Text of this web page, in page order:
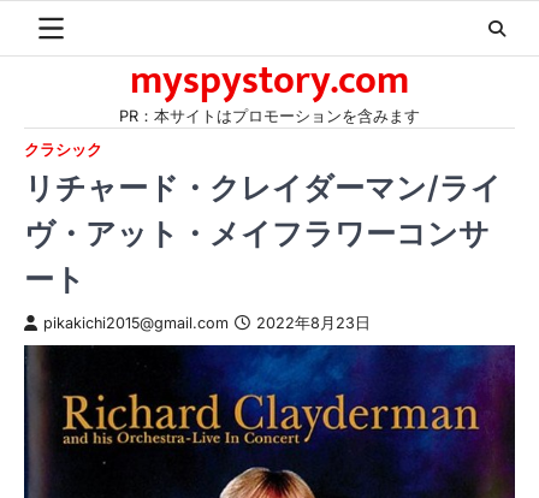
myspystory.com
PR：本サイトはプロモーションを含みます
クラシック
リチャード・クレイダーマン/ライ
ヴ・アット・メイフラワーコンサ
ート
pikakichi2015@gmail.com 2022年8月23日